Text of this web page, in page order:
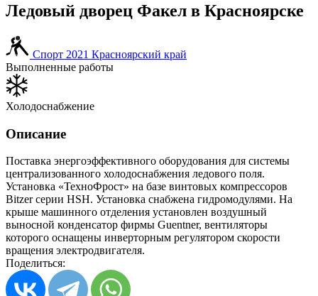
Ледовый дворец Факел в Красноярске
Спорт 2021 Красноярский край
Выполненные работы
Холодоснабжение
Описание
Поставка энергоэффективного оборудования для системы
централизованного холодоснабжения ледового поля.
Установка «ТехноФрост» на базе винтовых компрессоров
Bitzer серии HSН. Установка снабжена гидромодулями. На
крыше машинного отделения установлен воздушный
выносной конденсатор фирмы Guentner, вентиляторы
которого оснащены инверторным регулятором скорости
вращения электродвигателя.
Поделиться: